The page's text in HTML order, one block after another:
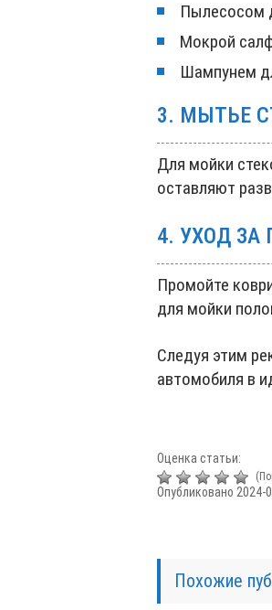
Пылесосом
Мокрой
Шампунем
3. МЫТЬЕ
Для мойки
оставляют
4. УХОД ЗА
Промойте
для мойки
Следуя этим
автомобиля в
Оценка статьи:
Опубликовано 2024-
Похожие